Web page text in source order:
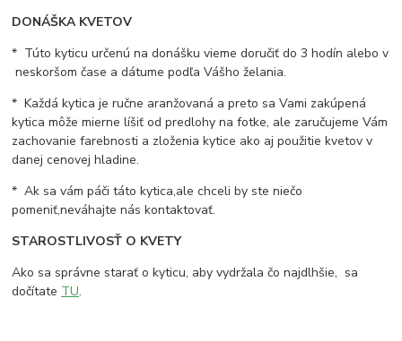
DONÁŠKA KVETOV
* Túto kyticu určenú na donášku vieme doručiť do 3 hodín alebo v
neskoršom čase a dátume podľa Vášho želania.
* Každá kytica je ručne aranžovaná a preto sa Vami zakúpená
kytica môže mierne líšiť od predlohy na fotke, ale zaručujeme Vám
zachovanie farebnosti a zloženia kytice ako aj použitie kvetov v
danej cenovej hladine.
* Ak sa vám páči táto kytica,ale chceli by ste niečo
pomeniť,neváhajte nás kontaktovať.
STAROSTLIVOSŤ O KVETY
Ako sa správne starať o kyticu, aby vydržala čo najdlhšie, sa
dočítate TU.